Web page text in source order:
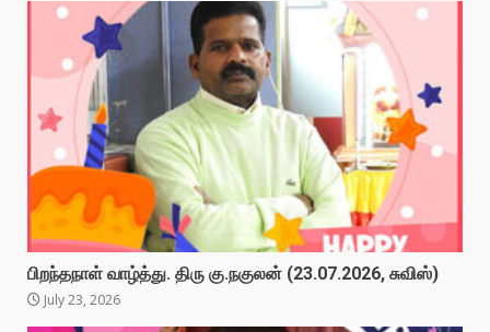
பிறந்தநாள் வாழ்த்து. திரு கு.நகுலன் (23.07.2026, சுவிஸ்)
July 23, 2026